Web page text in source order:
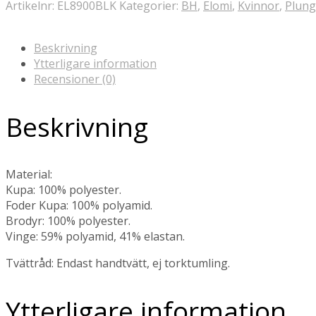
Artikelnr: EL8900BLK Kategorier: BH, Elomi, Kvinnor,
Beskrivning
Ytterligare information
Recensioner (0)
Beskrivning
Material:
Kupa: 100% polyester.
Foder Kupa: 100% polyamid.
Brodyr: 100% polyester.
Vinge: 59% polyamid, 41% elastan.
Tvättråd: Endast handtvätt, ej torktumling.